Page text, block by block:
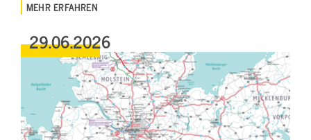
MEHR ERFAHREN
29.06.2026